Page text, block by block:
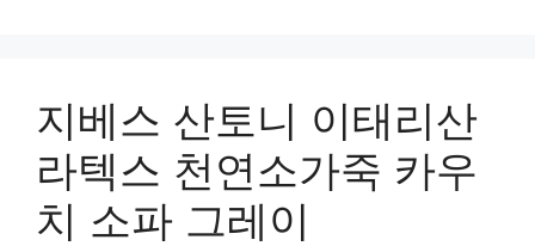
지베스 산토니 이태리산
라텍스 천연소가죽 카우
치 소파 그레이